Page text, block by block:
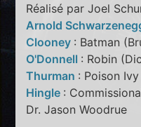
Réalisé par Joel
Arnold
Clooney : Batman
O'Donnell : Robin
Thurman : Poison
Hingle :
Dr. Jason Woodrue